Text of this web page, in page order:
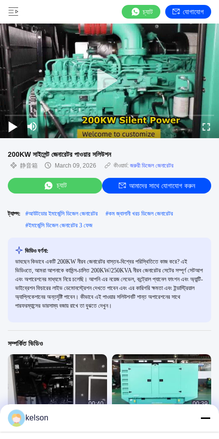
চ্যাট যোগাযোগ
200KW সাইলেন্ট জেনারেটর পাওয়ার সলিউশন
静音箱 March 09, 2026 কীওয়ার্ড: জরুরী ডিজেল জেনারেটর
চ্যাট আমাদের সাথে যোগাযোগ করুন
ট্যাগ্স: #আউটডোর ইমার্জেন্সি ডিজেল জেনারেটর #কম জ্বালানী খরচ ডিজেল জেনারেটর
#ইমার্জেন্সি ডিজেল জেনারেটর 3 ফেজ
ভিডিও বর্ণনা:
ভাবছেন কিভাবে একটি 200KW নীরব জেনারেটর বাস্তব-বিশ্বের পরিস্থিতিতে কাজ করে? এই
ভিডিওতে, আমরা আপনাকে কামিন্স-চালিত 200KW/250KVA নীরব জেনারেটর সেটের সম্পূর্ণ সেটআপ
এবং অপারেশনের মাধ্যমে নিয়ে চলেছি। আপনি এর নয়েজ লেভেল, কন্ট্রোল প্যানেল ফাংশন এবং অ্যান্টি-
ভাইব্রেশন ফিচারের লাইভ ডেমোনস্ট্রেশন দেখতে পাবেন এবং এর কারিগরি ক্ষমতা এবং ইন্ডাস্ট্রিয়াল
অ্যাপ্লিকেশানের অন্তর্দৃষ্টি পাবেন। কীভাবে এই পাওয়ার সলিউশনটি শান্ত অপারেশনের সাথে
পারফরম্যান্সের ভারসাম্য বজায় রাখে তা বুঝতে দেখুন।
সম্পর্কিত ভিডিও
00:40
সাইলেন্ট ডিজেল জেনারেটর সাদা রঙ
静音箱
00:39
kelson